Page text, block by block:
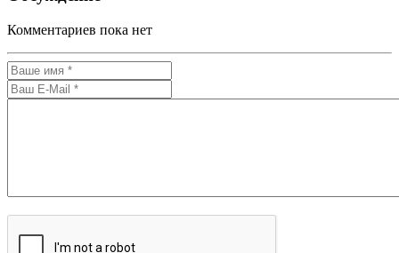
Комментариев пока нет